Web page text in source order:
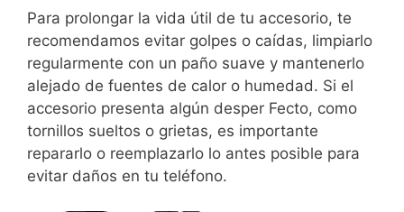
Para prolongar la vida útil de tu accesorio, te
recomendamos evitar golpes o caídas, limpiarlo
regularmente con ⁤un paño ‌suave y mantenerlo
alejado de fuentes de calor ⁢o humedad. Si el
accesorio presenta algún desper‍ Fecto, como
tornillos ⁢sueltos o grietas, es importante
repararlo o reemplazarlo lo antes posible para
evitar daños en tu teléfono.